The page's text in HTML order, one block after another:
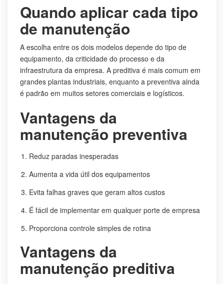
Quando aplicar cada tipo
de manutenção
A escolha entre os dois modelos depende do tipo de
equipamento, da criticidade do processo e da
infraestrutura da empresa. A preditiva é mais comum em
grandes plantas industriais, enquanto a preventiva ainda
é padrão em muitos setores comerciais e logísticos.
Vantagens da
manutenção preventiva
Reduz paradas inesperadas
Aumenta a vida útil dos equipamentos
Evita falhas graves que geram altos custos
É fácil de implementar em qualquer porte de empresa
Proporciona controle simples de rotina
Vantagens da
manutenção preditiva